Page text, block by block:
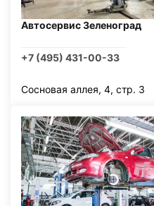
Автосервис Зеленоград
+7 (495) 431-00-33
Сосновая аллея, 4, стр. 3